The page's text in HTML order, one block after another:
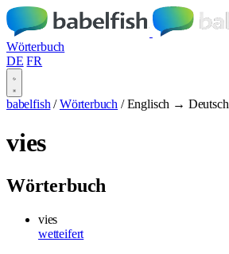
Wörterbuch
DE FR
babelfish / Wörterbuch / Englisch → Deutsch
vies
Wörterbuch
vies
wetteifert